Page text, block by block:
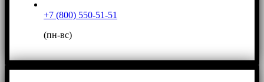
+7 (800) 550-51-51
(пн-вс)